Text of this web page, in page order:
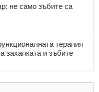
не само зъбите са
терапия
захапката и зъбите